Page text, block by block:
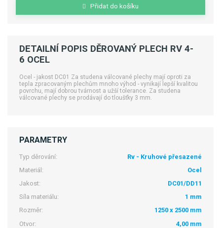
Přidat do košíku
DETAILNÍ POPIS DĚROVANÝ PLECH RV 4-
6 OCEL
Ocel - jakost DC01 Za studena válcované plechy mají oproti za
tepla zpracovaným plechům mnoho výhod - vynikají lepší kvalitou
povrchu, mají dobrou tvárnost a užší tolerance. Za studena
válcované plechy se prodávají do tloušťky 3 mm.
PARAMETRY
Typ děrování:
Rv - Kruhové přesazené
Materiál:
Ocel
Jakost:
DC01/DD11
Síla materiálu:
1 mm
Rozměr:
1250 x 2500 mm
Otvor:
4,00 mm